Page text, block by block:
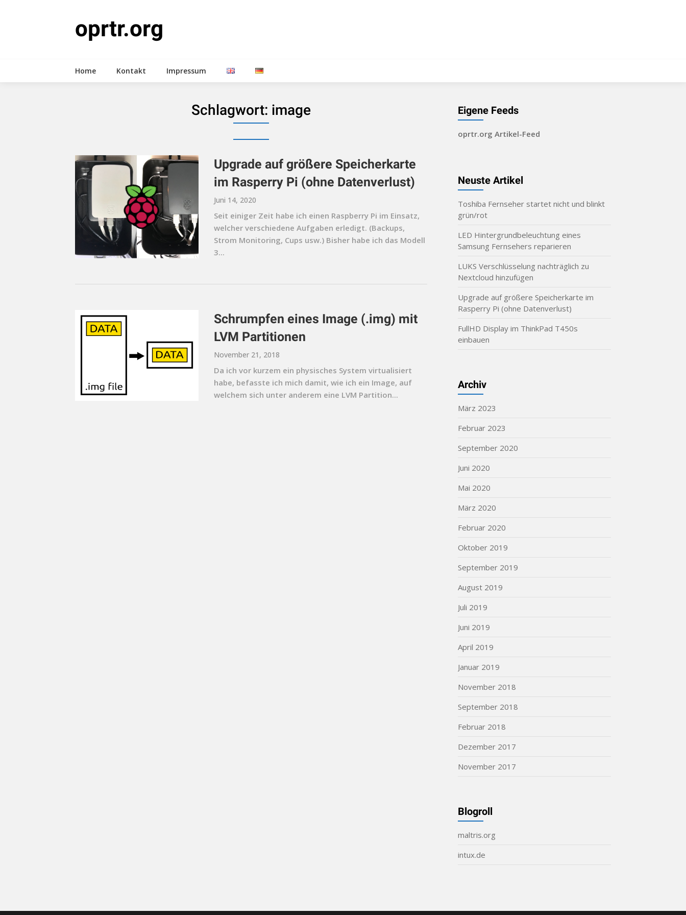
oprtr.org
Home Kontakt Impressum
Schlagwort: image
Upgrade auf größere Speicherkarte
im Rasperry Pi (ohne Datenverlust)
Juni 14, 2020
Seit einiger Zeit habe ich einen Raspberry Pi im Einsatz,
welcher verschiedene Aufgaben erledigt. (Backups,
Strom Monitoring, Cups usw.) Bisher habe ich das Modell
3...
Schrumpfen eines Image (.img) mit
LVM Partitionen
November 21, 2018
Da ich vor kurzem ein physisches System virtualisiert
habe, befasste ich mich damit, wie ich ein Image, auf
welchem sich unter anderem eine LVM Partition...
Eigene Feeds
oprtr.org Artikel-Feed
Neuste Artikel
Toshiba Fernseher startet nicht und blinkt
grün/rot
LED Hintergrundbeleuchtung eines
Samsung Fernsehers reparieren
LUKS Verschlüsselung nachträglich zu
Nextcloud hinzufügen
Upgrade auf größere Speicherkarte im
Rasperry Pi (ohne Datenverlust)
FullHD Display im ThinkPad T450s
einbauen
Archiv
März 2023
Februar 2023
September 2020
Juni 2020
Mai 2020
März 2020
Februar 2020
Oktober 2019
September 2019
August 2019
Juli 2019
Juni 2019
April 2019
Januar 2019
November 2018
September 2018
Februar 2018
Dezember 2017
November 2017
Blogroll
maltris.org
intux.de